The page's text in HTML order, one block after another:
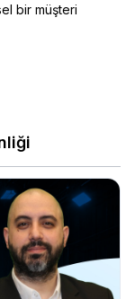
bir müşteri